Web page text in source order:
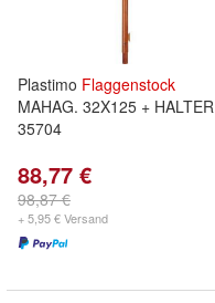
Plastimo Flaggenstock
MAHAG. 32X125 + HALTER
35704
88,77 €
98,87 €
+ 5,95 € Versand